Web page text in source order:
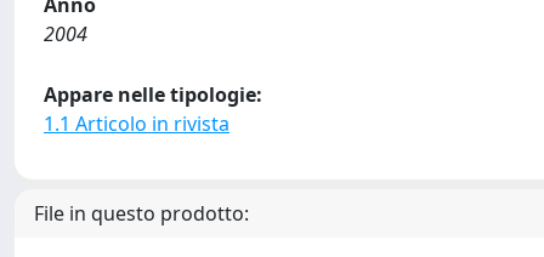
2004
Appare nelle tipologie:
1.1 Articolo in rivista
File in questo prodotto: